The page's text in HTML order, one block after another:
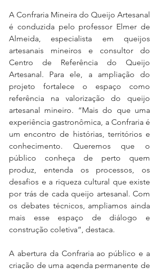
A Confraria Mineira do Queijo Artesanal
é conduzida pelo professor Elmer de
Almeida, especialista em queijos
artesanais mineiros e consultor do
Centro de Referência do Queijo
Artesanal. Para ele, a ampliação do
projeto fortalece o espaço como
referência na valorização do queijo
artesanal mineiro. “Mais do que uma
experiência gastronômica, a Confraria é
um encontro de histórias, territórios e
conhecimento. Queremos que o
público conheça de perto quem
produz, entenda os processos, os
desafios e a riqueza cultural que existe
por trás de cada queijo artesanal. Com
os debates técnicos, ampliamos ainda
mais esse espaço de diálogo e
construção coletiva”, destaca.
A abertura da Confraria ao público e a
criação de uma agenda permanente de